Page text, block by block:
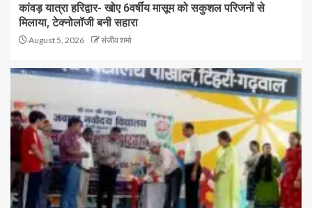
कांवड़ यात्रा हरिद्वार- खोए 6वर्षीय मासूम को सकुशल परिजनों से
मिलाया, टेक्नोलॉजी बनी सहारा
August 5, 2026 संजीव शर्मा